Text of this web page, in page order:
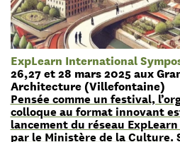
ExpLearn International
26,27 et 28 mars 2025 aux
Architecture (Villefontaine)
Pensée comme un festival,
colloque au format innovant
lancement du réseau
par le Ministère de la Culture.